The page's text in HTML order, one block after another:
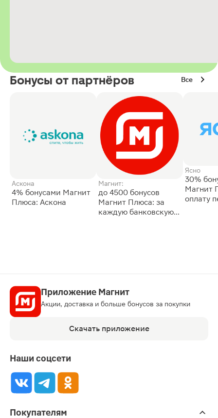
Бонусы от партнёров Все
Аскона
4% бонусами Магнит
Плюса: Аскона
Магнит:
до 4500 бонусов
Магнит Плюса: за
каждую банковскую
Ясно
30%
Магнит
оплату
Приложение Магнит
Акции, доставка и больше бонусов за покупки
Скачать приложение
Наши соцсети
Покупателям